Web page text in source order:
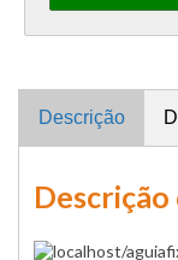
Descrição